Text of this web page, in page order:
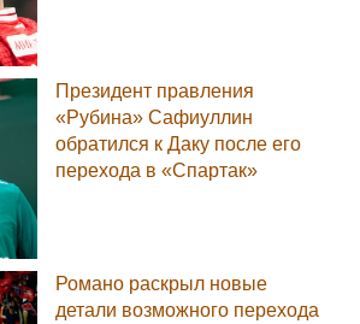
Президент правления
«Рубина» Сафиуллин
обратился к Даку после его
перехода в «Спартак»
Романо раскрыл новые
детали возможного перехода